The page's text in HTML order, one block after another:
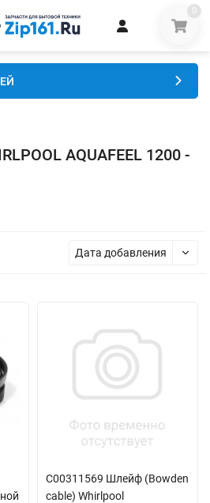
0
AQUAFEEL 1200 -
Дата добавления
C00311569 Шлейф (Bowden
cable) Whirlpool